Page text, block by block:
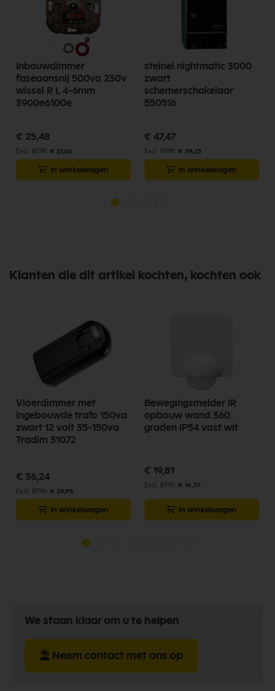
Inbouwdimmer
faseaansnij 500va 230v
wissel R L 4-6mm
3900e6100e
€ 25,48
€ 21,06
In winkelwagen
steinel nightmatic 3000
zwart
schemerschakelaar
550516
€ 47,47
€ 39,23
In winkelwagen
Klanten die dit artikel kochten, kochten ook
Vloerdimmer met
ingebouwde trafo 150va
zwart 12 volt 35-150va
Tradim 31072
€ 36,24
€ 29,95
In winkelwagen
Bewegingsmelder IR
opbouw wand 360
graden IP54 vast wit
€ 19,81
€ 16,37
In winkelwagen
We staan klaar om u te helpen
Neem contact met ons op